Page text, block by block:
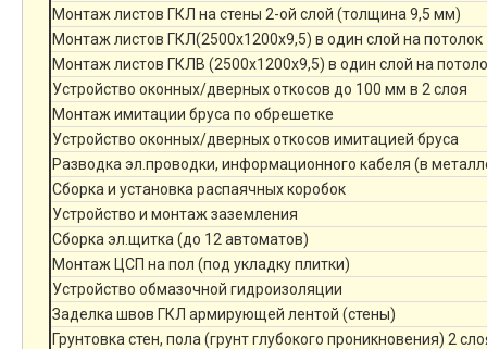
Монтаж листов ГКЛ на стены 2-ой слой (толщина 9,5 мм)
Монтаж листов ГКЛ(2500х1200х9,5) в один слой на потолок
Монтаж листов ГКЛВ (2500х1200х9,5) в один слой на
Устройство оконных/дверных откосов до 100 мм в 2 слоя
Монтаж имитации бруса по обрешетке
Устройство оконных/дверных откосов имитацией бруса
Разводка эл.проводки, информационного кабеля (в
Сборка и установка распаячных коробок
Устройство и монтаж заземления
Сборка эл.щитка (до 12 автоматов)
Монтаж ЦСП на пол (под укладку плитки)
Устройство обмазочной гидроизоляции
Заделка швов ГКЛ армирующей лентой (стены)
Грунтовка стен, пола (грунт глубокого проникновения) 2